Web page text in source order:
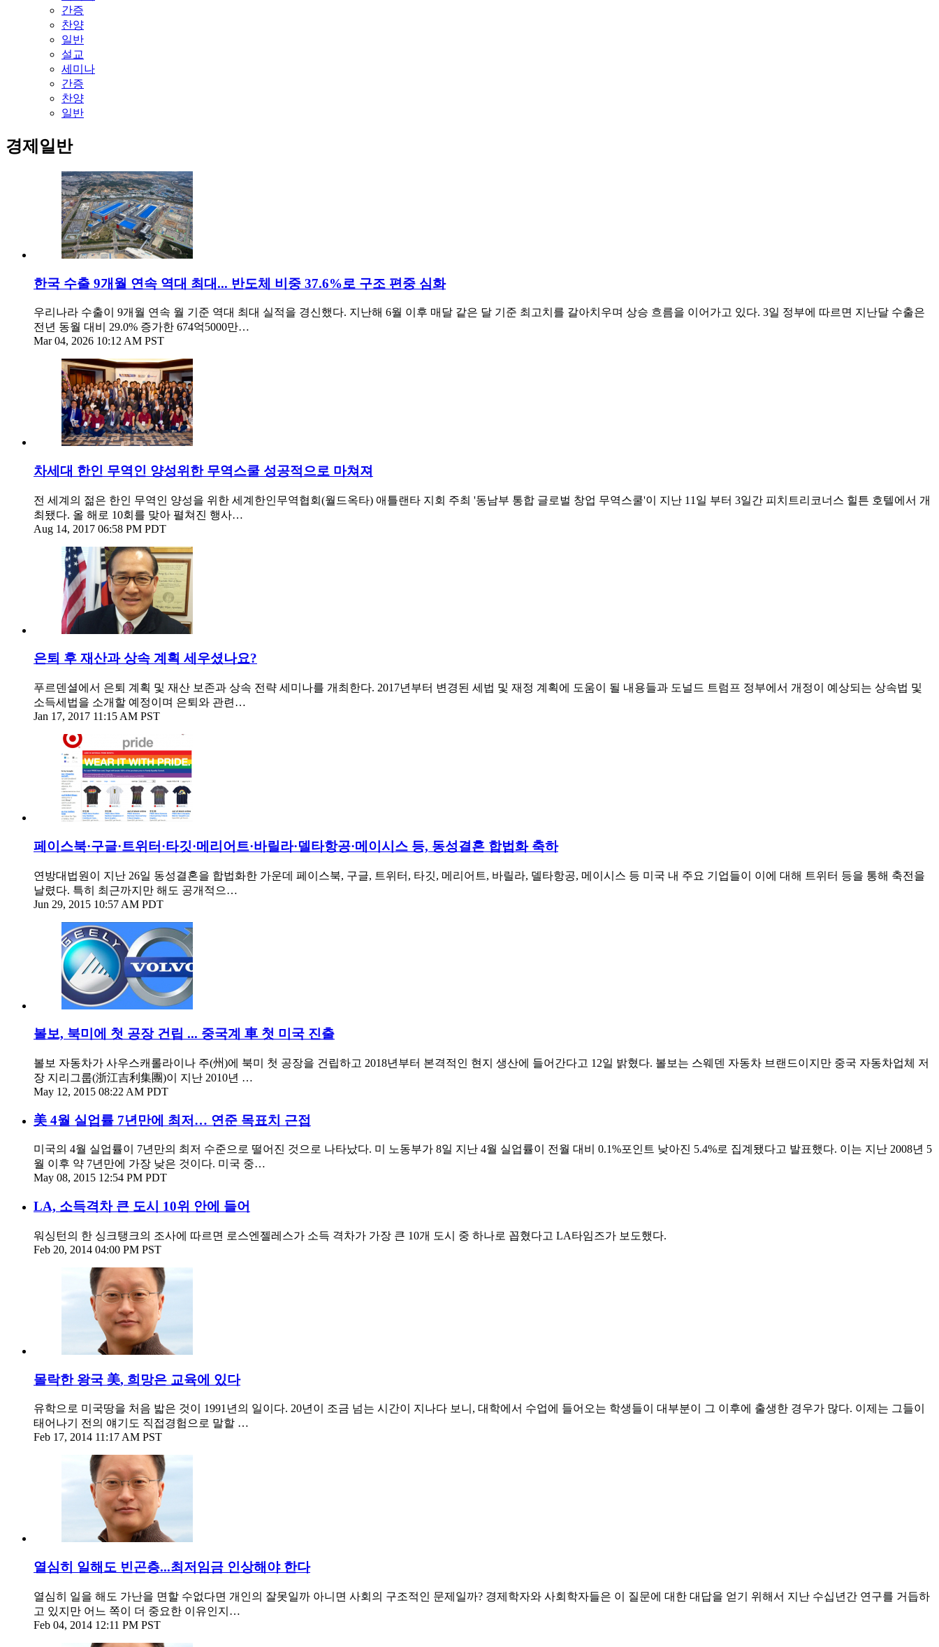
간증
찬양
일반
설교
세미나
간증
찬양
일반
경제일반
한국 수출 9개월 연속 역대 최대... 반도체 비중 37.6%로 구조 편중 심화
우리나라 수출이 9개월 연속 월 기준 역대 최대 실적을 경신했다. 지난해 6월 이후 매달 같은 달 기준 최고치를 갈아치우며 상승 흐름을 이어가고 있다. 3일 정부에 따르면 지난달 수출은
전년 동월 대비 29.0% 증가한 674억5000만…
Mar 04, 2026 10:12 AM PST
차세대 한인 무역인 양성위한 무역스쿨 성공적으로 마쳐져
전 세계의 젊은 한인 무역인 양성을 위한 세계한인무역협회(월드옥타) 애틀랜타 지회 주최 '동남부 통합 글로벌 창업 무역스쿨'이 지난 11일 부터 3일간 피치트리코너스 힐튼 호텔에서 개
최됐다. 올 해로 10회를 맞아 펼쳐진 행사…
Aug 14, 2017 06:58 PM PDT
은퇴 후 재산과 상속 계획 세우셨나요?
푸르덴셜에서 은퇴 계획 및 재산 보존과 상속 전략 세미나를 개최한다. 2017년부터 변경된 세법 및 재정 계획에 도움이 될 내용들과 도널드 트럼프 정부에서 개정이 예상되는 상속법 및
소득세법을 소개할 예정이며 은퇴와 관련…
Jan 17, 2017 11:15 AM PST
페이스북·구글·트위터·타깃·메리어트·바릴라·델타항공·메이시스 등, 동성결혼 합법화 축하
연방대법원이 지난 26일 동성결혼을 합법화한 가운데 페이스북, 구글, 트위터, 타깃, 메리어트, 바릴라, 델타항공, 메이시스 등 미국 내 주요 기업들이 이에 대해 트위터 등을 통해 축전을
날렸다. 특히 최근까지만 해도 공개적으…
Jun 29, 2015 10:57 AM PDT
볼보, 북미에 첫 공장 건립 ... 중국계 車 첫 미국 진출
볼보 자동차가 사우스캐롤라이나 주(州)에 북미 첫 공장을 건립하고 2018년부터 본격적인 현지 생산에 들어간다고 12일 밝혔다. 볼보는 스웨덴 자동차 브랜드이지만 중국 자동차업체 저
장 지리그룹(浙江吉利集團)이 지난 2010년 …
May 12, 2015 08:22 AM PDT
美 4월 실업률 7년만에 최저… 연준 목표치 근접
미국의 4월 실업률이 7년만의 최저 수준으로 떨어진 것으로 나타났다. 미 노동부가 8일 지난 4월 실업률이 전월 대비 0.1%포인트 낮아진 5.4%로 집계됐다고 발표했다. 이는 지난 2008년 5
월 이후 약 7년만에 가장 낮은 것이다. 미국 중…
May 08, 2015 12:54 PM PDT
LA, 소득격차 큰 도시 10위 안에 들어
워싱턴의 한 싱크탱크의 조사에 따르면 로스엔젤레스가 소득 격차가 가장 큰 10개 도시 중 하나로 꼽혔다고 LA타임즈가 보도했다.
Feb 20, 2014 04:00 PM PST
몰락한 왕국 美, 희망은 교육에 있다
유학으로 미국땅을 처음 밟은 것이 1991년의 일이다. 20년이 조금 넘는 시간이 지나다 보니, 대학에서 수업에 들어오는 학생들이 대부분이 그 이후에 출생한 경우가 많다. 이제는 그들이
태어나기 전의 얘기도 직접경험으로 말할 …
Feb 17, 2014 11:17 AM PST
열심히 일해도 빈곤층...최저임금 인상해야 한다
열심히 일을 해도 가난을 면할 수없다면 개인의 잘못일까 아니면 사회의 구조적인 문제일까? 경제학자와 사회학자들은 이 질문에 대한 대답을 얻기 위해서 지난 수십년간 연구를 거듭하
고 있지만 어느 쪽이 더 중요한 이유인지…
Feb 04, 2014 12:11 PM PST